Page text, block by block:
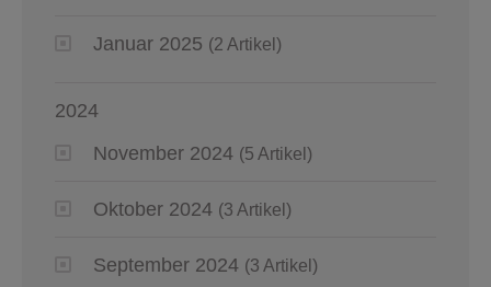
Januar 2025 (2 Artikel)
2024
November 2024 (5 Artikel)
Oktober 2024 (3 Artikel)
September 2024 (3 Artikel)